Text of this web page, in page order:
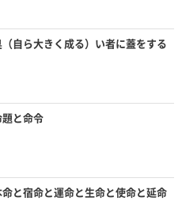
自ら大きく成る）い者に蓋をする
と命令
と宿命と運命と生命と使命と延命